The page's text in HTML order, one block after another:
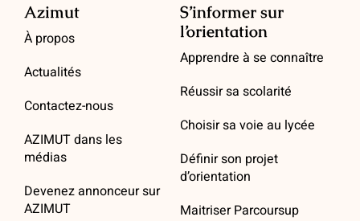
Azimut
À propos
Actualités
Contactez-nous
AZIMUT dans les
médias
Devenez annonceur sur
AZIMUT
S’informer sur
l’orientation
Apprendre à se connaître
Réussir sa scolarité
Choisir sa voie au lycée
Définir son projet
d’orientation
Maitriser Parcoursup